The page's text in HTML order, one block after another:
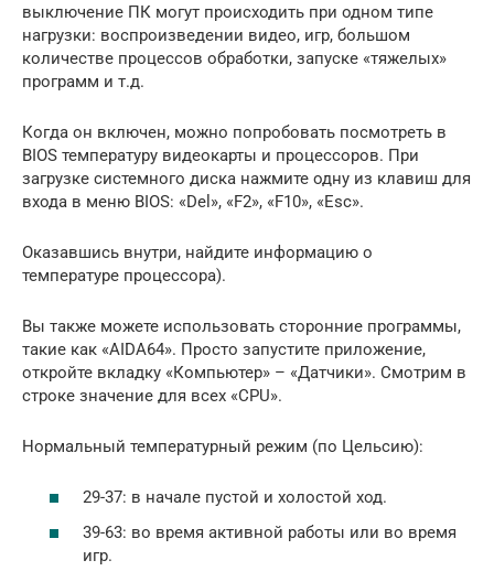
выключение ПК могут происходить при одном типе
нагрузки: воспроизведении видео, игр, большом
количестве процессов обработки, запуске «тяжелых»
программ и т.д.
Когда он включен, можно попробовать посмотреть в
BIOS температуру видеокарты и процессоров. При
загрузке системного диска нажмите одну из клавиш для
входа в меню BIOS: «Del», «F2», «F10», «Esc».
Оказавшись внутри, найдите информацию о
температуре процессора).
Вы также можете использовать сторонние программы,
такие как «AIDA64». Просто запустите приложение,
откройте вкладку «Компьютер» – «Датчики». Смотрим в
строке значение для всех «CPU».
Нормальный температурный режим (по Цельсию):
29-37: в начале пустой и холостой ход.
39-63: во время активной работы или во время
игр.